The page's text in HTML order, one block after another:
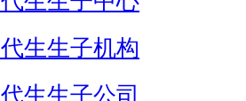
生生子机构
生生子公司